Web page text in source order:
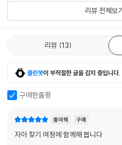
을 선택한 것은 에코페미니스트라는 단
리뷰 전체보기
리뷰 13
클린봇이 부적절한 글을 감지 중입니다.
구매한줄평
종이책 구매
자아 찾기 여정에 함께해 봅니다